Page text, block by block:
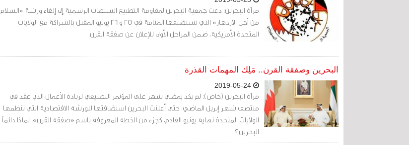
مرآة البحرين: دعت جمعية البحرين لمقاومة التطبيع السلطات الرسمية إلى إلغاء ورشة «السلام
من أجل الازدهار» التي تستضيفها المنامة في 25 و 26 يونيو المقبل بالشراكة مع الولايات
المتحدة الأمريكية، ضمن المراحل الأولى للإعلان عن صفقة القرن.
البحرين وصفقة القرن.. مَلِك المهمات القذرة
مرآة البحرين (خاص): لم يكد يمضي شهر على المؤتمر التطبيعي لريادة الأعمال الذي عقد في
منتصف شهر إبريل الماضي، حتى أعلنت البحرين استضافتها للورشة الاقتصادية التي تنظمها
الولايات المتحدة نهاية يونيو القادم، كجزء من الخطة المعروفة باسم «صفقة القرن». لماذا دائماً
البحرين؟